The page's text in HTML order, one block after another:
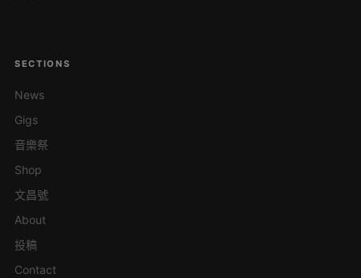
SECTIONS
News
Gigs
音樂祭
Shop
文昌號
About
投稿
Contact